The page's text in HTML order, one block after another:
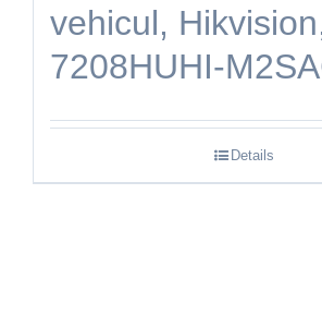
vehicul,
7208HUHI-
Details